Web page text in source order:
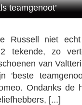
teamgenoot’
Russell niet
tekende, zo
van
'beste
Ondanks de
[...]